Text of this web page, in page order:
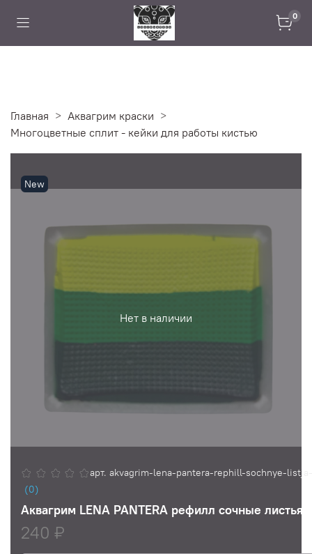
0
Главная
Аквагрим краски
Многоцветные сплит - кейки для работы кистью
Нет в наличии
New
(0)
арт.akvagrim-lena-pantera-rephill-sochnye-
Аквагрим LENA PANTERA рефилл сочные листья
240 ₽